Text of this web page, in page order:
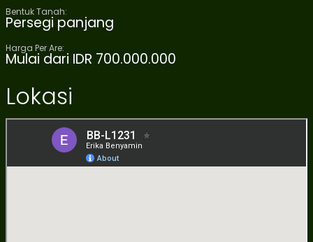
Bentuk Tanah:
Persegi panjang
Harga Per Are:
Mulai dari IDR 700.000.000
Lokasi